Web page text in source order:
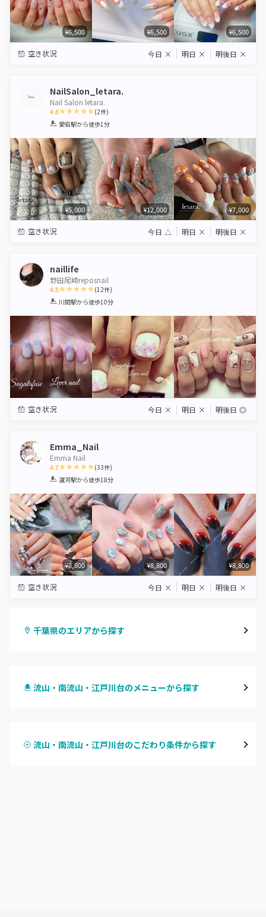
¥6,500 ¥6,500 ¥6,500
空き状況 今日 × 明日 × 明後日 ×
NailSalon_letara.
Nail Salon letara.
4.8
1 2 3 4 5
(2件)
愛宕駅から徒歩1分
¥5,000 ¥12,000 ¥7,000
空き状況 今日 △ 明日 × 明後日 ×
naillife
野田尾崎reposnail
4.5
1 2 3 4 5
(12件)
川間駅から徒歩10分
空き状況 今日 × 明日 × 明後日 ◎
Emma_Nail
Emma Nail
4.7
1 2 3 4 5
(33件)
運河駅から徒歩18分
¥8,800 ¥8,800 ¥8,800
空き状況 今日 × 明日 × 明後日 ×
千葉県のエリアから探す
柏・南柏
流山・南流山・江戸川台のメニューから探す
ハンドスカルプ
流山・南流山・江戸川台のこだわり条件から探す